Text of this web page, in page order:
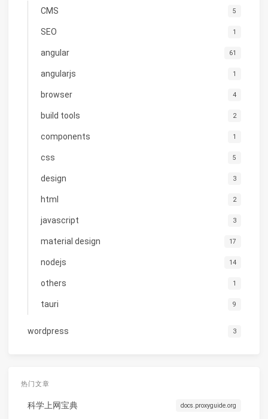
CMS 5
SEO 1
angular 61
angularjs 1
browser 4
build tools 2
components 1
css 5
design 3
html 2
javascript 3
material design 17
nodejs 14
others 1
tauri 9
wordpress 3
热门文章
科学上网宝典 docs.proxyguide.org